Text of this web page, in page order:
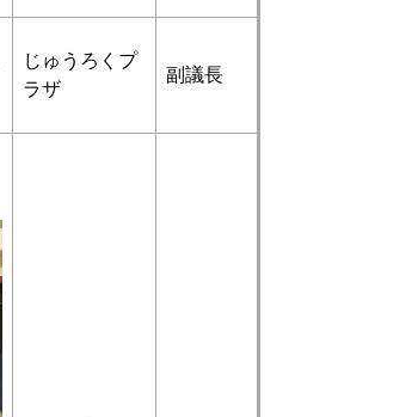
じゅうろくプ
ラザ
副議長